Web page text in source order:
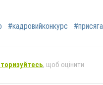
#кадровийконкурс #присяга
, щоб оцінити